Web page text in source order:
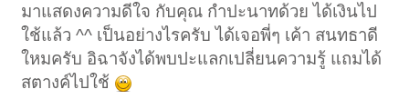
มาแสดงความดีใจ กับคุณ กำปะนาทด้วย ได้เงินไป
ใช้แล้ว ^^ เป็นอย่างไรครับ ได้เจอพี่ๆ เค้า สนทธาดี
ใหมครับ อิฉาจังได้พบปะแลกเปลี่ยนความรู้ แถมได้
สตางค์ไปใช้